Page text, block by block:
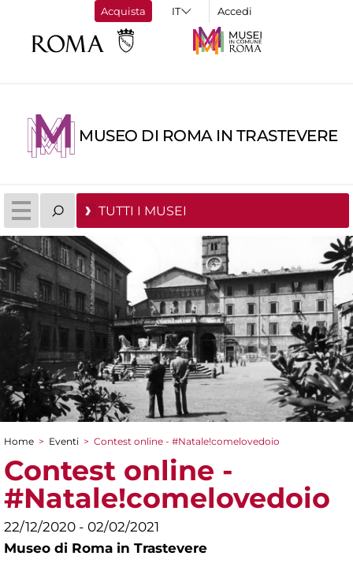
Acquista Accedi
MUSEO DI ROMA IN TRASTEVERE
TUTTI I MUSEI
Tu sei qui
Home > Eventi > Contest online - #Natale!comelovedoio
Contest online -
#Natale!comelovedoio
22/12/2020 - 02/02/2021
Museo di Roma in Trastevere